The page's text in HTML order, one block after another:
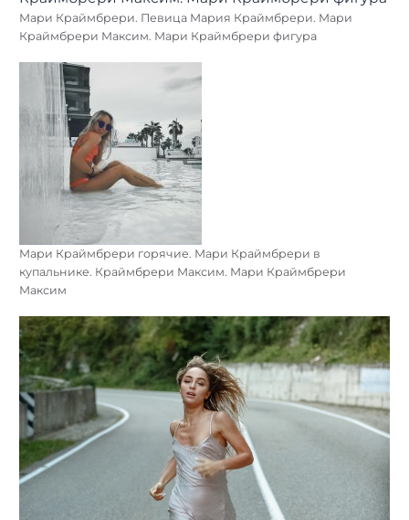
Мари Краймбрери. Певица Мария Краймбрери. Мари
Краймбрери Максим. Мари Краймбрери фигура
Мари Краймбрери горячие. Мари Краймбрери в
купальнике. Краймбрери Максим. Мари Краймбрери
Максим